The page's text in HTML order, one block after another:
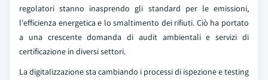
regolatori stanno inasprendo gli standard per le emissioni,
l'efficienza energetica e lo smaltimento dei rifiuti. Ciò ha portato
a una crescente domanda di audit ambientali e servizi di
certificazione in diversi settori.
La digitalizzazione sta cambiando i processi di ispezione e testing